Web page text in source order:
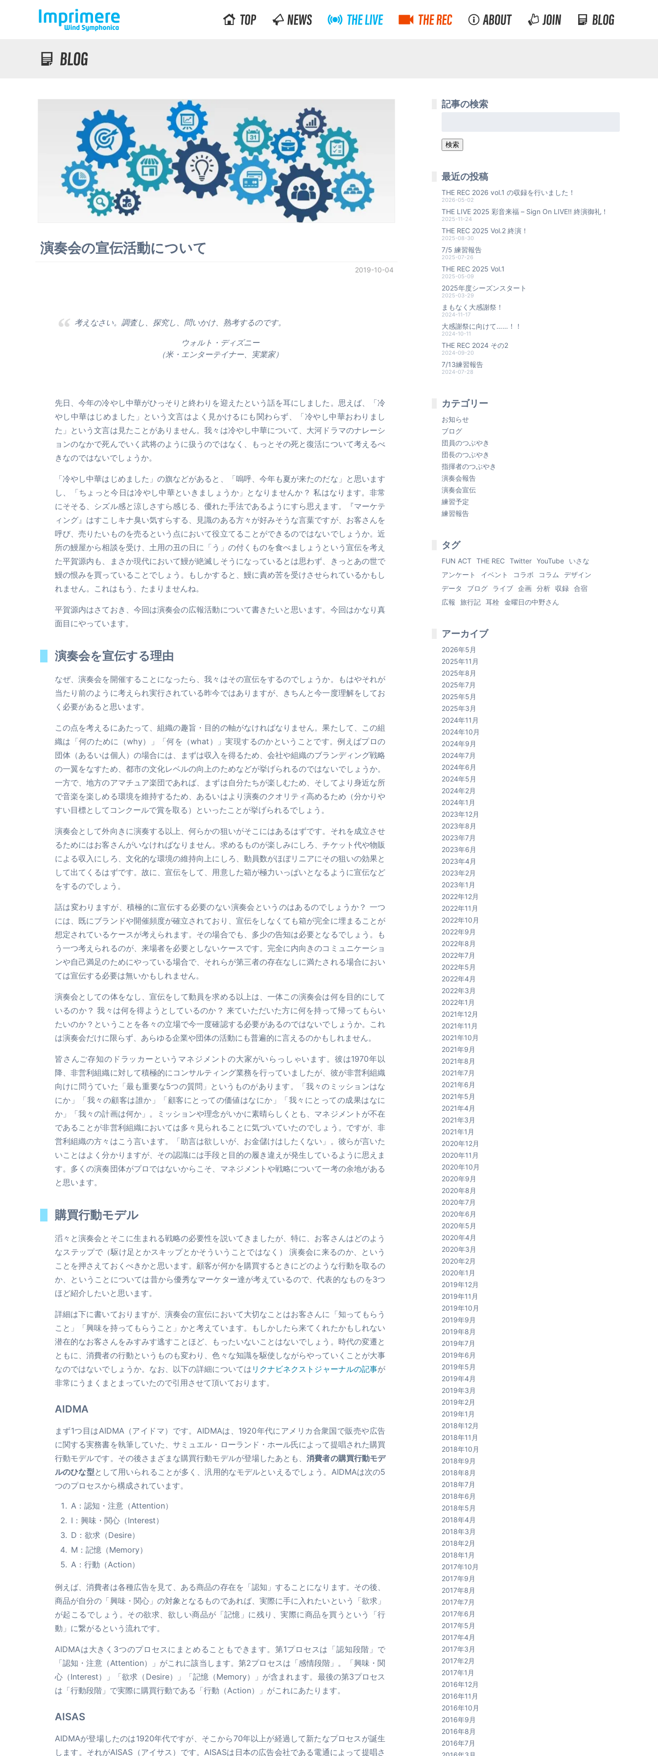
演奏会の宣伝活動について
2019-10-04
考えなさい。調査し、探究し、問いかけ、熟考するのです。
ウォルト・ディズニー
（米・エンターテイナー、実業家）
先日、今年の冷やし中華がひっそりと終わりを迎えたという話を耳にしました。思えば、「冷
やし中華はじめました」という文言はよく見かけるにも関わらず、「冷やし中華おわりまし
た」という文言は見たことがありません。我々は冷やし中華について、大河ドラマのナレーシ
ョンのなかで死んでいく武将のように扱うのではなく、もっとその死と復活について考えるべ
きなのではないでしょうか。
「冷やし中華はじめました」の旗などがあると、「嗚呼、今年も夏が来たのだな」と思います
し、「ちょっと今日は冷やし中華といきましょうか」となりませんか？ 私はなります。非常
にそそる、シズル感と涼しさすら感じる、優れた手法であるようにすら思えます。『マーケテ
ィング』はすこしキナ臭い気すらする、見識のある方々が好みそうな言葉ですが、お客さんを
呼び、売りたいものを売るという点において役立てることができるのではないでしょうか。近
所の鰻屋から相談を受け、土用の丑の日に「う」の付くものを食べましょうという宣伝を考え
た平賀源内も、まさか現代において鰻が絶滅しそうになっているとは思わず、きっとあの世で
鰻の恨みを買っていることでしょう。もしかすると、鰻に責め苦を受けさせられているかもし
れません。これはもう、たまりませんね。
平賀源内はさておき、今回は演奏会の広報活動について書きたいと思います。今回はかなり真
面目にやっています。
演奏会を宣伝する理由
なぜ、演奏会を開催することになったら、我々はその宣伝をするのでしょうか。もはやそれが
当たり前のように考えられ実行されている昨今ではありますが、きちんと今一度理解をしてお
く必要があると思います。
この点を考えるにあたって、組織の趣旨・目的の軸がなければなりません。果たして、この組
織は「何のために（why）」「何を（what）」実現するのかということです。例えばプロの
団体（あるいは個人）の場合には、まずは収入を得るため、会社や組織のブランディング戦略
の一翼をなすため、都市の文化レベルの向上のためなどが挙げられるのではないでしょうか。
一方で、地方のアマチュア楽団であれば、まずは自分たちが楽しむため、そしてより身近な所
で音楽を楽しめる環境を維持するため、あるいはより演奏のクオリティ高めるため（分かりや
すい目標としてコンクールで賞を取る）といったことが挙げられるでしょう。
演奏会として外向きに演奏する以上、何らかの狙いがそこにはあるはずです。それを成立させ
るためにはお客さんがいなければなりません。求めるものが楽しみにしろ、チケット代や物販
による収入にしろ、文化的な環境の維持向上にしろ、動員数がほぼリニアにその狙いの効果と
して出てくるはずです。故に、宣伝をして、用意した箱が極力いっぱいとなるように宣伝など
をするのでしょう。
話は変わりますが、積極的に宣伝する必要のない演奏会というのはあるのでしょうか？ 一つ
には、既にブランドや開催頻度が確立されており、宣伝をしなくても箱が完全に埋まることが
想定されているケースが考えられます。その場合でも、多少の告知は必要となるでしょう。も
う一つ考えられるのが、来場者を必要としないケースです。完全に内向きのコミュニケーショ
ンや自己満足のためにやっている場合で、それらが第三者の存在なしに満たされる場合におい
ては宣伝する必要は無いかもしれません。
演奏会としての体をなし、宣伝をして動員を求める以上は、一体この演奏会は何を目的にして
いるのか？ 我々は何を得ようとしているのか？ 来ていただいた方に何を持って帰ってもらい
たいのか？ということを各々の立場で今一度確認する必要があるのではないでしょうか。これ
は演奏会だけに限らず、あらゆる企業や団体の活動にも普遍的に言えるのかもしれません。
皆さんご存知のドラッカーというマネジメントの大家がいらっしゃいます。彼は1970年以
降、非営利組織に対して積極的にコンサルティング業務を行っていましたが、彼が非営利組織
向けに問うていた「最も重要な5つの質問」というものがあります。「我々のミッションはな
にか」「我々の顧客は誰か」「顧客にとっての価値はなにか」「我々にとっての成果はなに
か」「我々の計画は何か」。ミッションや理念がいかに素晴らしくとも、マネジメントが不在
であることが非営利組織においては多々見られることに気づいていたのでしょう。ですが、非
営利組織の方々はこう言います。「助言は欲しいが、お金儲けはしたくない」。彼らが言いた
いことはよく分かりますが、その認識には手段と目的の履き違えが発生しているように思えま
す。多くの演奏団体がプロではないからこそ、マネジメントや戦略について一考の余地がある
と思います。
購買行動モデル
滔々と演奏会とそこに生まれる戦略の必要性を説いてきましたが、特に、お客さんはどのよう
なステップで（駆け足とかスキップとかそういうことではなく） 演奏会に来るのか、という
ことを押さえておくべきかと思います。顧客が何かを購買するときにどのような行動を取るの
か、ということについては昔から優秀なマーケター達が考えているので、代表的なものを3つ
ほど紹介したいと思います。
詳細は下に書いておりますが、演奏会の宣伝において大切なことはお客さんに「知ってもらう
こと」「興味を持ってもらうこと」かと考えています。もしかしたら来てくれたかもしれない
潜在的なお客さんをみすみす逃すことほど、もったいないことはないでしょう。時代の変遷と
ともに、消費者の行動というものも変わり、色々な知識を駆使しながらやっていくことが大事
なのではないでしょうか。なお、以下の詳細については リクナビネクストジャーナルの記事が
非常にうまくまとまっていたので引用させて頂いております。
AIDMA
まず1つ目はAIDMA（アイドマ）です。AIDMAは、1920年代にアメリカ合衆国で販売や広告
に関する実務書を執筆していた、サミュエル・ローランド・ホール氏によって提唱された購買
行動モデルです。その後さまざまな購買行動モデルが登場したあとも、消費者の購買行動モデ
ルのひな型 として用いられることが多く、汎用的なモデルといえるでしょう。AIDMAは次の5
つのプロセスから構成されています。
A：認知・注意（Attention）
I：興味・関心（Interest）
D：欲求（Desire）
M：記憶（Memory）
A：行動（Action）
例えば、消費者は各種広告を見て、ある商品の存在を「認知」することになります。その後、
商品が自分の「興味・関心」の対象となるものであれば、実際に手に入れたいという「欲求」
が起こるでしょう。その欲求、欲しい商品が「記憶」に残り、実際に商品を買うという「行
動」に繋がるという流れです。
AIDMAは大きく3つのプロセスにまとめることもできます。第1プロセスは「認知段階」で
「認知・注意（Attention）」がこれに該当します。第2プロセスは「感情段階」。「興味・関
心（Interest）」「欲求（Desire）」「記憶（Memory）」が含まれます。最後の第3プロセス
は「行動段階」で実際に購買行動である「行動（Action）」がこれにあたります。
AISAS
AIDMAが登場したのは1920年代ですが、そこから70年以上が経過して新たなプロセスが誕生
します。それがAISAS（アイサス）です。AISASは日本の広告会社である電通によって提唱さ
記事の検索
検索
最近の投稿
THE REC 2026 vol.1 の収録を行いました！
2026-05-02
THE LIVE 2025 彩音来福 – Sign On LIVE!! 終演御礼！
2025-11-24
THE REC 2025 Vol.2 終演！
2025-08-30
7/5 練習報告
2025-07-26
THE REC 2025 Vol.1
2025-05-09
2025年度シーズンスタート
2025-03-29
まもなく大感謝祭！
2024-11-17
大感謝祭に向けて……！！
2024-10-11
THE REC 2024 その2
2024-09-20
7/13練習報告
2024-07-28
カテゴリー
お知らせ
ブログ
団員のつぶやき
団長のつぶやき
指揮者のつぶやき
演奏会報告
演奏会宣伝
練習予定
練習報告
タグ
FUN ACT THE REC Twitter YouTube
いさな
アンケート
イベント コラボ コラム
デザイン
データ
ブログ ライブ 企画 分析 収録 合宿
広報
旅行記 耳栓 金曜日の中野さん
アーカイブ
2026年5月
2025年11月
2025年8月
2025年7月
2025年5月
2025年3月
2024年11月
2024年10月
2024年9月
2024年7月
2024年6月
2024年5月
2024年2月
2024年1月
2023年12月
2023年8月
2023年7月
2023年6月
2023年4月
2023年2月
2023年1月
2022年12月
2022年11月
2022年10月
2022年9月
2022年8月
2022年7月
2022年5月
2022年4月
2022年3月
2022年1月
2021年12月
2021年11月
2021年10月
2021年9月
2021年8月
2021年7月
2021年6月
2021年5月
2021年4月
2021年3月
2021年1月
2020年12月
2020年11月
2020年10月
2020年9月
2020年8月
2020年7月
2020年6月
2020年5月
2020年4月
2020年3月
2020年2月
2020年1月
2019年12月
2019年11月
2019年10月
2019年9月
2019年8月
2019年7月
2019年6月
2019年5月
2019年4月
2019年3月
2019年2月
2019年1月
2018年12月
2018年11月
2018年10月
2018年9月
2018年8月
2018年7月
2018年6月
2018年5月
2018年4月
2018年3月
2018年2月
2018年1月
2017年10月
2017年9月
2017年8月
2017年7月
2017年6月
2017年5月
2017年4月
2017年3月
2017年2月
2017年1月
2016年12月
2016年11月
2016年10月
2016年9月
2016年8月
2016年7月